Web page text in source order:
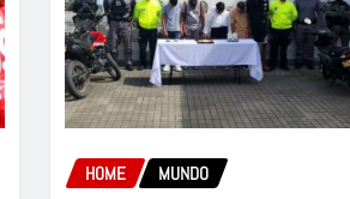
HOME MUNDO